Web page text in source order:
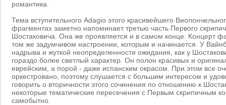
романтика.
Тема вступительного Adagio этого красивейшего
фрагментах заметно напоминает третью часть Первого
Шостаковича. Она же проявляется и в самом конце: Концерт
том же задумчивом настроении, которым и начинается. У
надрыва и жуткой неопределенности ожидания, как у
гораздо более светлый характер. Он полон красивых и
еврейским, а порой - даже испанским окрасом. При этом все
оркестровано, поэтому слушается с большим интересом и
говорить о вторичности этого сочинения по отношению к
некоторые тематические пересечения с Первым скрипичным
самобытно.